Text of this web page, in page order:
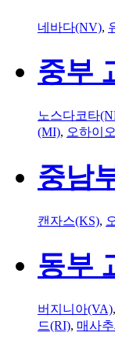
네바다(NV),
중부
노스다코타
(MI), 오하이
중남
캔자스(KS),
동부
버지니아(VA),
드(RI), 매사